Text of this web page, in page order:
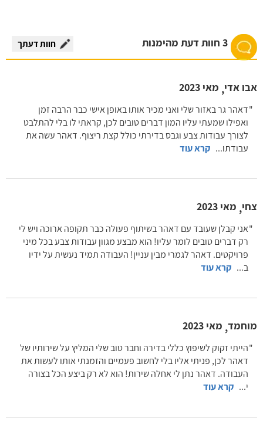
3 חוות דעת מהימנות חוות דעתך
אבו אדי, מאי 2023
דאהר גר באזור שלי ואני מכיר אותו באופן אישי כבר הרבה זמן
ואפילו שמעתי עליו המון דברים טובים לכן, קראתי לו בלי להתלבט
לצורך עבודות צבע וגבס בדירתי כולל קצת ריצוף. דאהר עשה את
עבודתו... קרא עוד
צחי, מאי 2023
אני קבלן שעובד עם דאהר בשיתוף פעולה כבר תקופה ארוכה ויש לי
רק דברים טובים לומר עליו! הוא מבצע מגוון עבודות צבע בכל מיני
פרויקטים. דאהר לגמרי מבין עניין! העבודה תמיד נעשית על ידיו
ב... קרא עוד
מוחמד, מאי 2023
הייתי זקוק לשיפוץ כללי בדירה וחבר טוב שלי המליץ על שירותיו של
דאהר לכן, פניתי אליו בלי לחשוב פעמיים והזמנתי אותו לעשות את
העבודה. דאהר נתן לי אחלה שירות! הוא לא רק ביצע הכל בצורה
י... קרא עוד